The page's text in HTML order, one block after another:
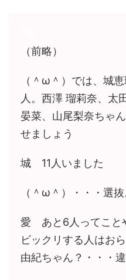
（前略）
（＾ω＾）では、城
人。西澤 瑠莉奈、太
晏菜、山尾梨奈ちゃ
せましょう
城 11人いました
（＾ω＾）・・・選
愛 あと6人ってこ
ビックリする人はお
由紀ちゃん？・・・